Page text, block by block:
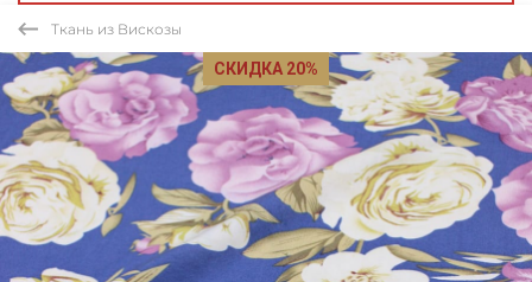
Ткань из Вискозы
СКИДКА 20%